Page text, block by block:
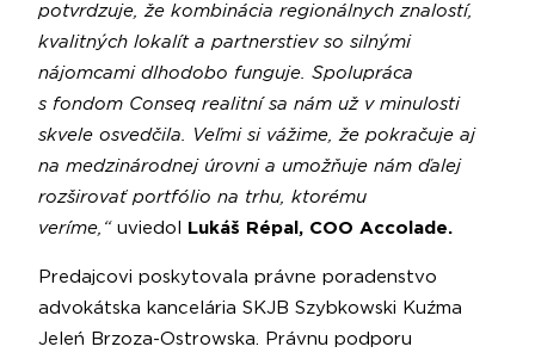
potvrdzuje, že kombinácia regionálnych znalostí,
kvalitných lokalít a partnerstiev so silnými
nájomcami dlhodobo funguje. Spolupráca
s fondom Conseq realitní sa nám už v minulosti
skvele osvedčila. Veľmi si vážime, že pokračuje aj
na medzinárodnej úrovni a umožňuje nám ďalej
rozširovať portfólio na trhu, ktorému
veríme,“ uviedol Lukáš Répal, COO Accolade.
Predajcovi poskytovala právne poradenstvo
advokátska kancelária SKJB Szybkowski Kuźma
Jeleń Brzoza-Ostrowska. Právnu podporu